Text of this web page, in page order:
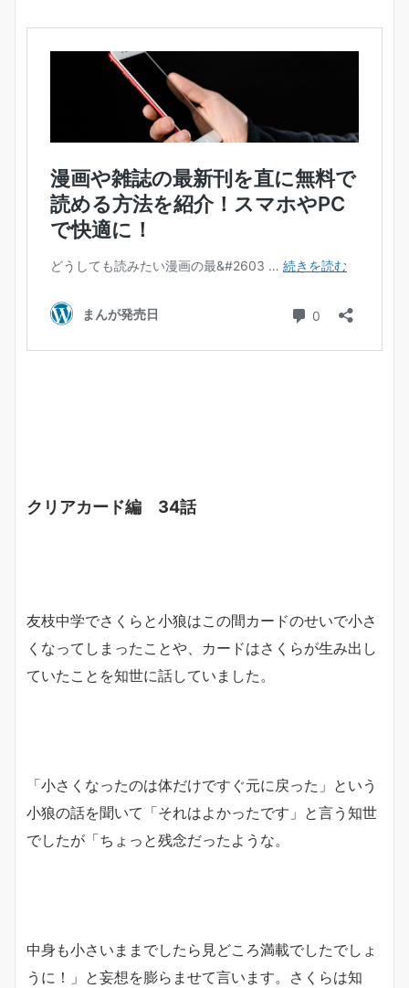
クリアカード編 34話
友枝中学でさくらと小狼はこの間カードのせいで小さ
くなってしまったことや、カードはさくらが生み出し
ていたことを知世に話していました。
「小さくなったのは体だけですぐ元に戻った」という
小狼の話を聞いて「それはよかったです」と言う知世
でしたが「ちょっと残念だったような。
中身も小さいままでしたら見どころ満載でしたでしょ
うに！」と妄想を膨らませて言います。さくらは知